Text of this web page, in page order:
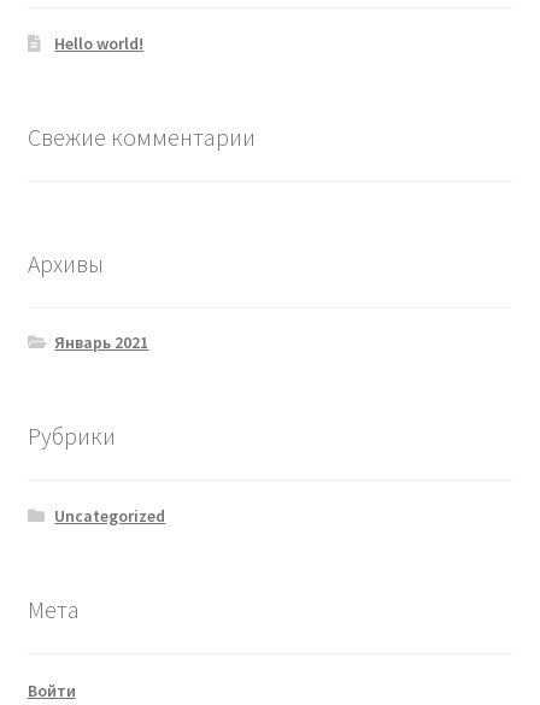
Hello world!
Свежие комментарии
Архивы
Январь 2021
Рубрики
Uncategorized
Мета
Войти